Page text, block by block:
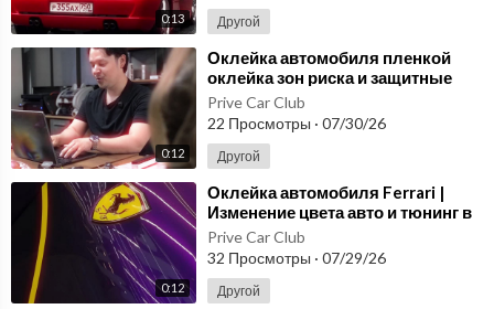
0:13 Другой
0:12
⁣Оклейка автомобиля пленкой
оклейка зон риска и защитные
покрытия авто PRIVE Car Club
Prive Car Club
22 Просмотры · 07/30/26
Другой
0:12
⁣Оклейка автомобиля Ferrari |
Изменение цвета авто и тюнинг в
Prive Car Club
Prive Car Club
32 Просмотры · 07/29/26
Другой